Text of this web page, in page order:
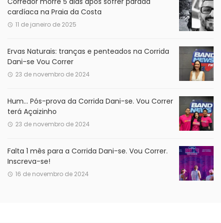
cardíaca na Praia da Costa
11 de janeiro de 2025
Ervas Naturais: tranças e penteados na Corrida
Dani-se Vou Correr
23 de novembro de 2024
Hum… Pós-prova da Corrida Dani-se. Vou Correr
terá Açaizinho
23 de novembro de 2024
Falta 1 mês para a Corrida Dani-se. Vou Correr.
Inscreva-se!
16 de novembro de 2024